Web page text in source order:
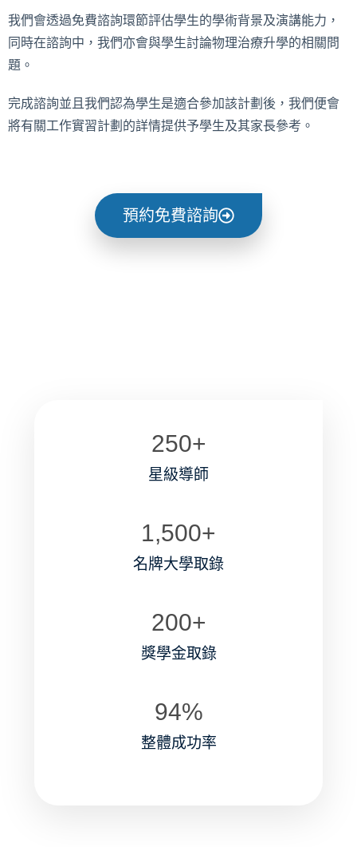
我們會透過免費諮詢環節評估學生的學術背景及演講能力，
同時在諮詢中，我們亦會與學生討論物理治療升學的相關問
題。
完成諮詢並且我們認為學生是適合參加該計劃後，我們便會
將有關工作實習計劃的詳情提供予學生及其家長參考。
預約免費諮詢
星級導師
250+
名牌大學取錄
1,500+
獎學金取錄
200+
整體成功率
94%